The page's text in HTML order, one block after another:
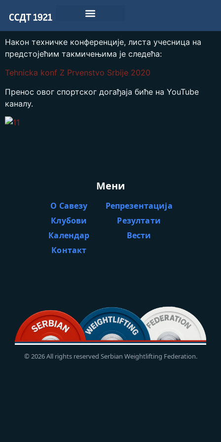
Након техничке конференције, листа учесница на
предстојећим такмичењима је следећа:
Tehnicka konf Z Prvenstvo Srbije 2020
Пренос овог спортског догађаја биће на YouTube
каналу.
Мени
О Савезу
Репрезентација
Клубови
Резултати
Календар
Вести
Контакт
© 2026 All rights reserved Serbian Weightlifting Federation.